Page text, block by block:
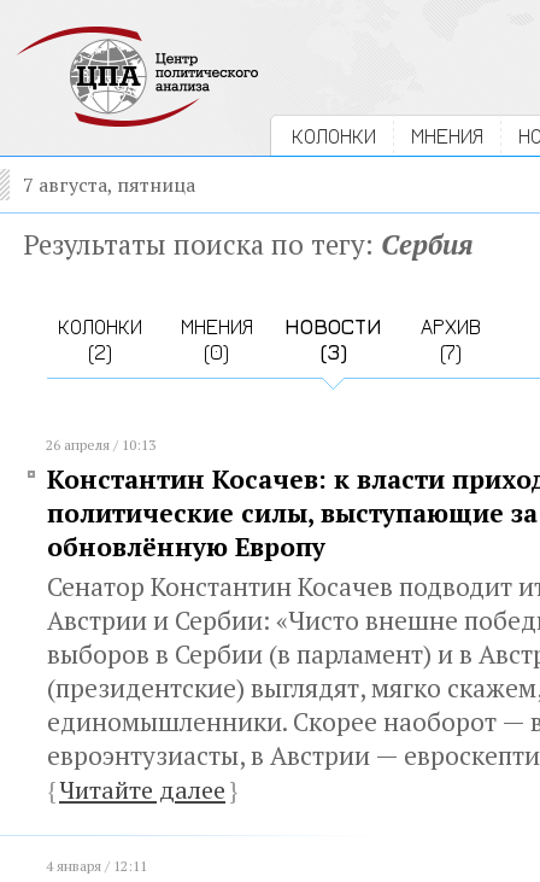
КОЛОНКИ МНЕНИЯ
7 августа, пятница
Результаты поиска по тегу: Сербия
КОЛОНКИ
(2)
МНЕНИЯ
(0)
НОВОСТИ
(3)
АРХИВ
(7)
26 апреля / 10:13
Константин Косачев: к власти
политические силы, выступающие
обновлённую Европу
Сенатор Константин Косачев подводит
Австрии и Сербии: «Чисто внешне
выборов в Сербии (в парламент) и в
(президентские) выглядят, мягко
единомышленники. Скорее наоборот —
евроэнтузиасты, в Австрии —
{Читайте далее}
4 января / 12:11